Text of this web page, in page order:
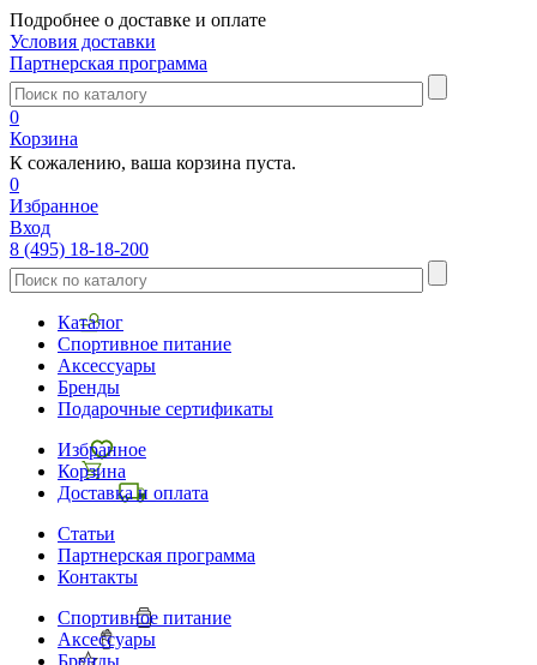
Подробнее о доставке и оплате
Условия доставки
Партнерская программа
0
Корзина
К сожалению, ваша корзина пуста.
0
Избранное
Вход
8 (495) 18-18-200
Каталог
Спортивное питание
Аксессуары
Бренды
Подарочные сертификаты
Избранное
Корзина
Доставка и оплата
Статьи
Партнерская программа
Контакты
Спортивное питание
Аксессуары
Бренды